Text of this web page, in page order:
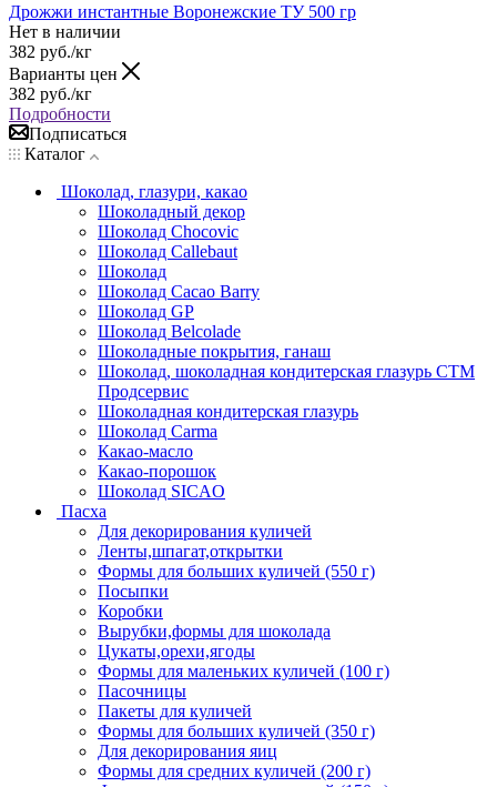
Дрожжи инстантные Воронежские ТУ 500 гр
Нет в наличии
382 руб./кг
Варианты цен
382 руб./кг
Подробности
Подписаться
Каталог
Шоколад, глазури, какао
Шоколадный декор
Шоколад Chocovic
Шоколад Callebaut
Шоколад
Шоколад Cacao Barry
Шоколад GP
Шоколад Belcolade
Шоколадные покрытия, ганаш
Шоколад, шоколадная кондитерская глазурь СТМ
Продсервис
Шоколадная кондитерская глазурь
Шоколад Carma
Какао-масло
Какао-порошок
Шоколад SICAO
Пасха
Для декорирования куличей
Ленты,шпагат,открытки
Формы для больших куличей (550 г)
Посыпки
Коробки
Вырубки,формы для шоколада
Цукаты,орехи,ягоды
Формы для маленьких куличей (100 г)
Пасочницы
Пакеты для куличей
Формы для больших куличей (350 г)
Для декорирования яиц
Формы для средних куличей (200 г)